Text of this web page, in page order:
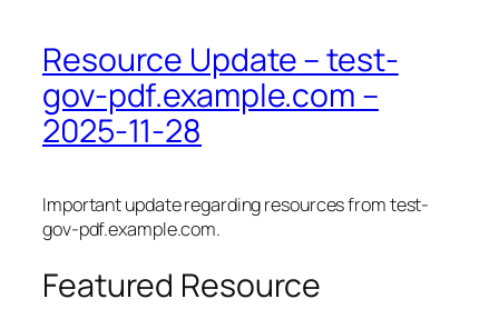
Resource Update – test-
gov-pdf.example.com –
2025-11-28
Important update regarding resources from test-
gov-pdf.example.com.
Featured Resource